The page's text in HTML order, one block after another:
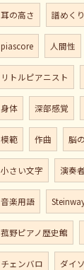
耳の高さ 譜めくり
piascore 人間性
リトルピアニスト
身体 深部感覚
模範 作曲 脳
小さい文字 演奏者
音楽用語
菰野ピアノ歴史館
チェンバロ ダイ